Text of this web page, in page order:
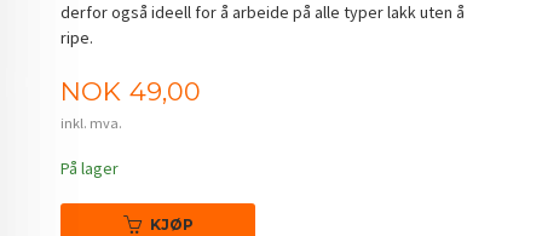
derfor også ideell for å arbeide på alle typer lakk uten å
ripe.
Pris
NOK 49,00
inkl. mva.
På lager
KJØP